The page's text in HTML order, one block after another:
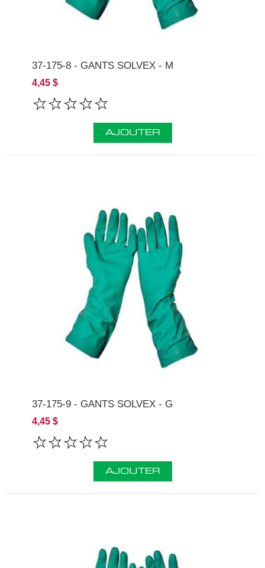
37-175-8 - GANTS SOLVEX - M
4,45 $
AJOUTER
37-175-9 - GANTS SOLVEX - G
4,45 $
AJOUTER